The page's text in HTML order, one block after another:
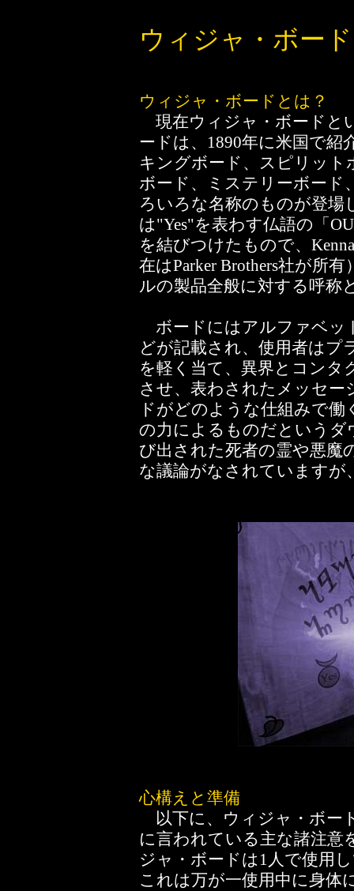
ウィジャ・ボー
ウィジャ・ボードとは？
現在ウィジャ・ボードと
ードは、1890年に米国で紹
キングボード、スピリッ
ボード、ミステリーボード
ろいろな名称のものが登場
は"Yes"を表わす仏語の「
を結びつけたもので、
在はParker Brothers社が所
ルの製品全般に対する呼称
ボードにはアルファベッ
どが記載され、使用者は
を軽く当て、異界とコン
させ、表わされたメッセー
ドがどのような仕組みで
の力によるものだというダ
び出された死者の霊や悪魔
な議論がなされていますが
心構えと準備
以下に、ウィジャ・ボー
に言われている主な諸注意
ジャ・ボードは1人で使用
これは万が一使用中に身体